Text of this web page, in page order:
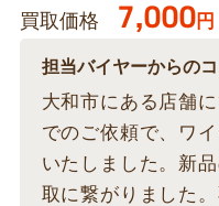
買取価格 7,000円
担当バイヤーからの
大和市にある店舗
でのご依頼で、ワ
いたしました。新
取に繋がりました